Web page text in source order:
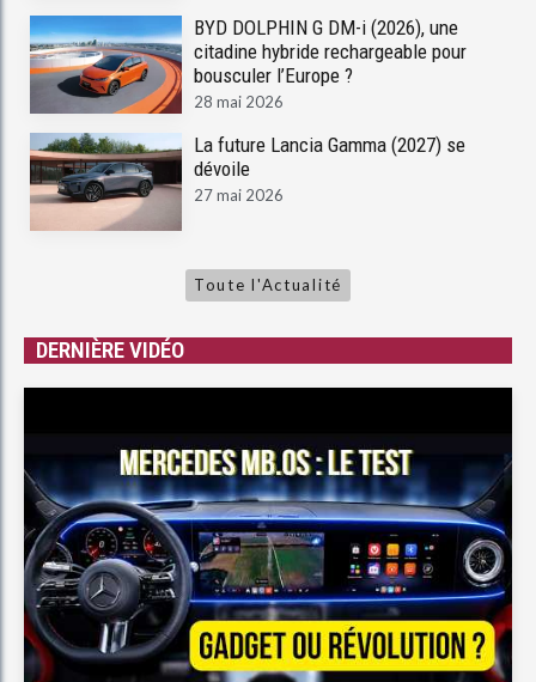
BYD DOLPHIN G DM-i (2026), une
citadine hybride rechargeable pour
bousculer l’Europe ?
28 mai 2026
La future Lancia Gamma (2027) se
dévoile
27 mai 2026
Toute l'Actualité
DERNIÈRE VIDÉO